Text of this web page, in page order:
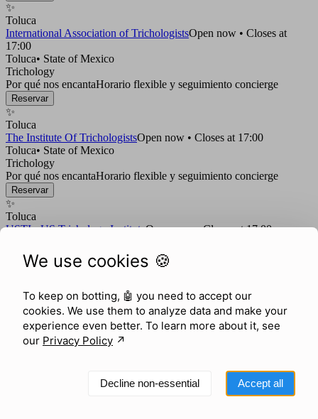
✨
Toluca
International Association of TrichologistsOpen now • Closes at
17:00
Toluca• State of Mexico
Trichology
Por qué nos encantaHorario flexible y seguimiento concierge
Reservar
✨
Toluca
The Institute Of TrichologistsOpen now • Closes at 17:00
Toluca• State of Mexico
Trichology
Por qué nos encantaHorario flexible y seguimiento concierge
Reservar
✨
Toluca
USTI - US Trichology InstituteOpen now • Closes at 17:00
Trichology
Por qué nos encantaHorario flexible y seguimiento concierge
We use cookies 🍪
To keep on botting, 🤖 you need to accept our
cookies. We use them to analyze data and make your
experience even better. To learn more about it, see
our Privacy Policy ↗︎
Decline non-essential Accept all